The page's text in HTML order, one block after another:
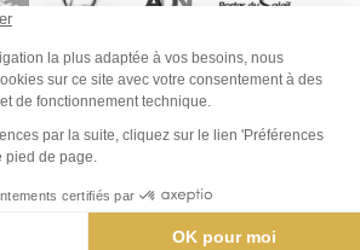
Carte interactive
FANFOUÉ
t'aider ?